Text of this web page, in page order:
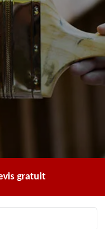
gratuit